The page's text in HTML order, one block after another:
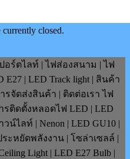
currently closed.
ร์ตไลท์ | ไฟส่องสนาม | ไฟ
| LED Track light | สินค้า
จัดส่งสินค้า | ติดต่อเรา ไฟ
รติดตั้งหลอดไฟ LED | LED
น์ไลท์ | Nenon | LED GU10 |
ระหยัดพลังงาน | โซล่าเซลล์ |
Light | LED E27 Bulb |